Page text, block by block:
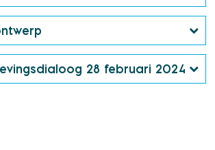
28 februari 2024